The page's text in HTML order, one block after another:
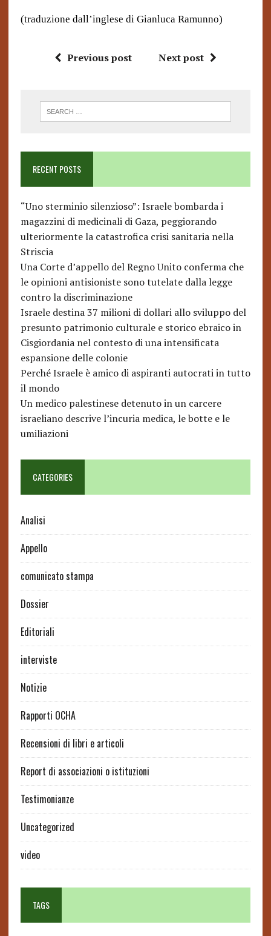
(traduzione dall’inglese di Gianluca Ramunno)
Previous post Next post
RECENT POSTS
“Uno sterminio silenzioso”: Israele bombarda i
magazzini di medicinali di Gaza, peggiorando
ulteriormente la catastrofica crisi sanitaria nella
Striscia
Una Corte d’appello del Regno Unito conferma che
le opinioni antisioniste sono tutelate dalla legge
contro la discriminazione
Israele destina 37 milioni di dollari allo sviluppo del
presunto patrimonio culturale e storico ebraico in
Cisgiordania nel contesto di una intensificata
espansione delle colonie
Perché Israele è amico di aspiranti autocrati in tutto
il mondo
Un medico palestinese detenuto in un carcere
israeliano descrive l’incuria medica, le botte e le
umiliazioni
CATEGORIES
Analisi
Appello
comunicato stampa
Dossier
Editoriali
interviste
Notizie
Rapporti OCHA
Recensioni di libri e articoli
Report di associazioni o istituzioni
Testimonianze
Uncategorized
video
TAGS